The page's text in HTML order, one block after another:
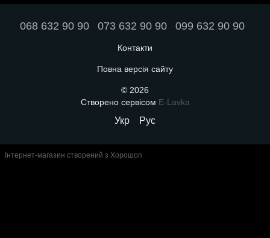
068 632 90 90 073 632 90 90 099 632 90 90
Контакти
Повна версія сайту
© 2026
Створено сервісом E-Lavka
Укр Рус
Інтернет-магазин створений з Хорошоп